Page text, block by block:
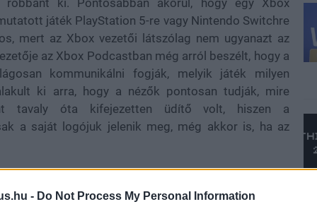
- Do Not Process My Personal Information
ki. Pontosabban akörül, hogy egy Xbox
játék PlayStation 5-re vagy Nintendo Switchre
mert az Xbox vezetői látszólag nem ugyanazt az
az Xbox Podcastban még arról beszélt, hogy a
kommunikálni fogják, melyik játék milyen
ki arra, hogy a nézők pontosan tudják, mire
tavaly óta kifejezetten üdítő volt, hiszen a
a saját logójuk jelenik meg, még akkor is, ha az
más hangot ütött meg. A rajongói visszajelzésekre
volt, vállalja érte a felelősséget, és beszélnek